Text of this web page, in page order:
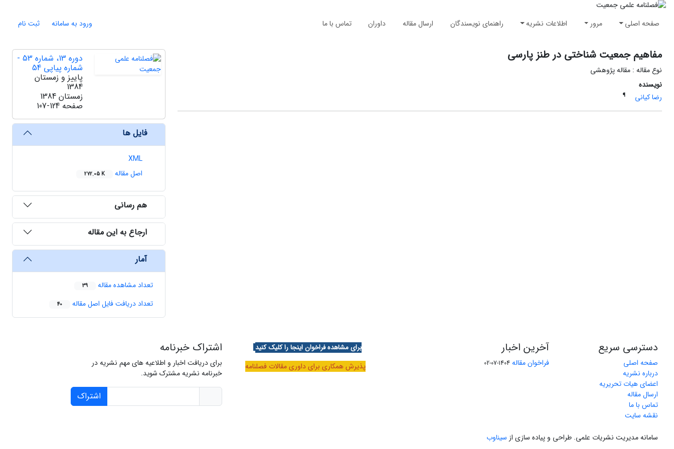
صفحه اصلی مرور اطلاعات نشریه راهنمای نویسندگان ارسال مقاله داوران تماس با ما ورود به سامانه ثبت نام
مفاهیم جمعیت شناختی در طنز پارسی
نوع مقاله : مقاله پژوهشی
نویسنده
رضا کیانی
¶
دوره 13، شماره 53 -
شماره پیاپی 54
پاییز و زمستان
1384
زمستان 1384
صفحه 107-124
فایل ها
XML
اصل مقاله
272.05 K
هم رسانی
ارجاع به این مقاله
آمار
تعداد مشاهده مقاله 39
تعداد دریافت فایل اصل مقاله 40
دسترسی سریع
صفحه اصلی
درباره نشریه
اعضای هیات تحریریه
ارسال مقاله
تماس با ما
نقشه سایت
آخرین اخبار
فراخوان مقاله 1404-07-02
برای مشاهده فراخوان اینجا را کلیک کنید
پذیرش همکاری برای داوری مقالات فصلنامه
اشتراک خبرنامه
برای دریافت اخبار و اطلاعیه های مهم نشریه در
خبرنامه نشریه مشترک شوید.
اشتراک
سامانه مدیریت نشریات علمی. طراحی و پیاده سازی از سیناوب